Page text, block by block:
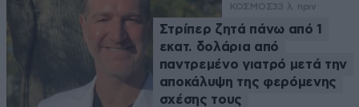
ΚΟΣΜΟΣ33 λ. πριν
Στρίπερ ζητά πάνω από 1
εκατ. δολάρια από
παντρεμένο γιατρό μετά την
αποκάλυψη της φερόμενης
σχέσης τους